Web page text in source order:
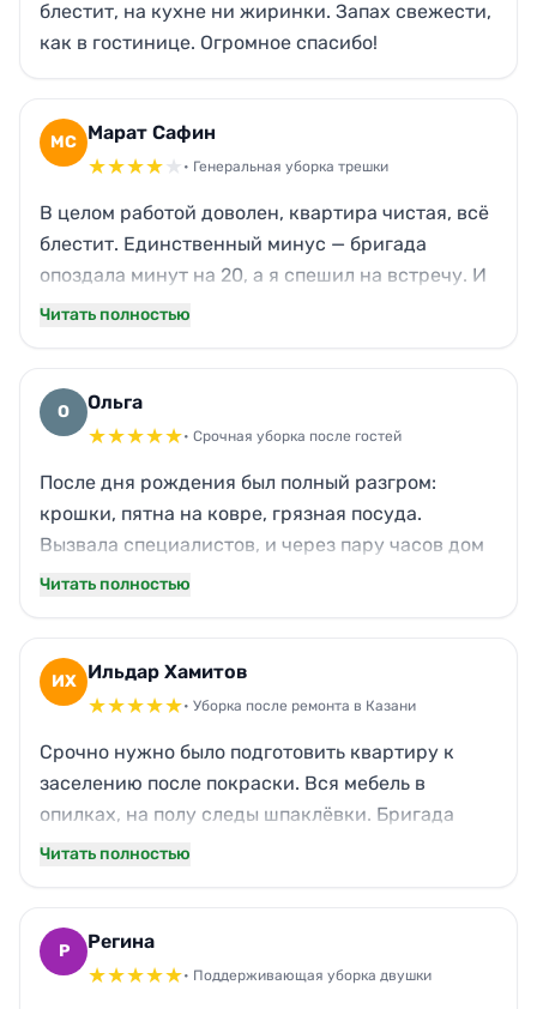
блестит, на кухне ни жиринки. Запах свежести,
как в гостинице. Огромное спасибо!
МС Марат Сафин
★★★★★ • Генеральная уборка трешки
В целом работой доволен, квартира чистая, всё
блестит. Единственный минус — бригада
опоздала минут на 20, а я спешил на встречу. И
ещё заметил пыль на верхней полке в прихожей,
уборки — достойно.
Читать полностью
О Ольга
★★★★★• Срочная уборка после гостей
После дня рождения был полный разгром:
крошки, пятна на ковре, грязная посуда.
Вызвала специалистов, и через пару часов дом
было не узнать. Всё отмыли, расставили по
Рекомендую!
Читать полностью
ИХ Ильдар Хамитов
★★★★★• Уборка после ремонта в Казани
Срочно нужно было подготовить квартиру к
заселению после покраски. Вся мебель в
опилках, на полу следы шпаклёвки. Бригада
приехала в тот же день, отмыли всё до блеска:
Казани.
Читать полностью
Р Регина
★★★★★• Поддерживающая уборка двушки